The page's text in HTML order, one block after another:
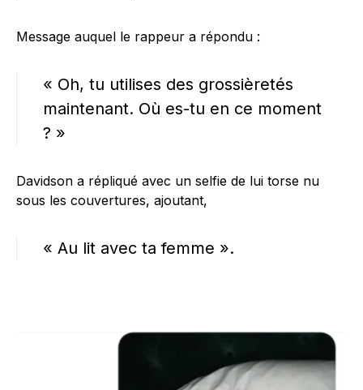
Message auquel le rappeur a répondu :
« Oh, tu utilises des grossièretés
maintenant. Où es-tu en ce moment
? »
Davidson a répliqué avec un selfie de lui torse nu
sous les couvertures, ajoutant,
« Au lit avec ta femme ».